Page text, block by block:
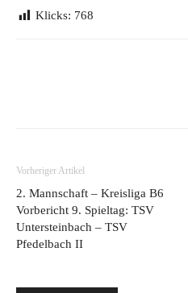
Klicks: 768
Vorheriger Artikel
2. Mannschaft – Kreisliga B6
Vorbericht 9. Spieltag: TSV
Untersteinbach – TSV
Pfedelbach II